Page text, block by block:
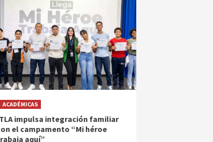
ACADÉMICAS
impulsa integración familiar
el campamento “Mi héroe
aquí”